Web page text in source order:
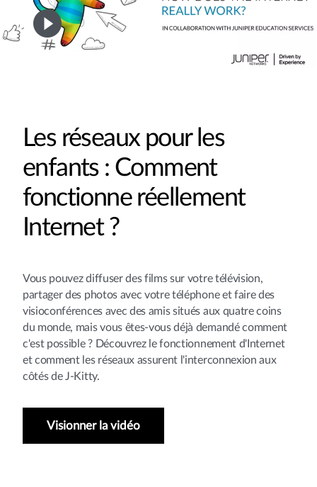
Les réseaux pour les
enfants : Comment
fonctionne réellement
Internet ?
Vous pouvez diffuser des films sur votre télévision,
partager des photos avec votre téléphone et faire des
visioconférences avec des amis situés aux quatre coins
du monde, mais vous êtes-vous déjà demandé comment
c'est possible ? Découvrez le fonctionnement d'Internet
et comment les réseaux assurent l'interconnexion aux
côtés de J-Kitty.
Visionner la vidéo